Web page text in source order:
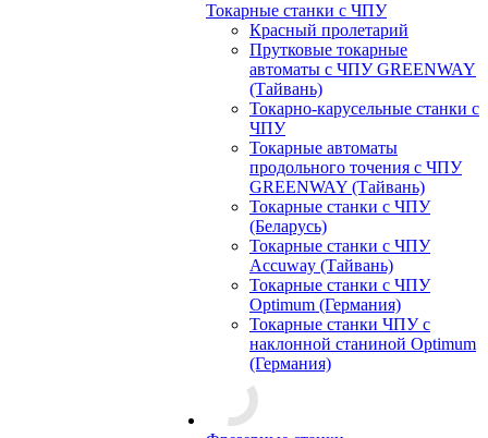
Токарные станки с ЧПУ
Красный пролетарий
Прутковые токарные
автоматы с ЧПУ GREENWAY
(Тайвань)
Токарно-карусельные станки с
ЧПУ
Токарные автоматы
продольного точения с ЧПУ
GREENWAY (Тайвань)
Токарные станки с ЧПУ
(Беларусь)
Токарные станки с ЧПУ
Accuway (Тайвань)
Токарные станки с ЧПУ
Optimum (Германия)
Токарные станки ЧПУ с
наклонной станиной Optimum
(Германия)